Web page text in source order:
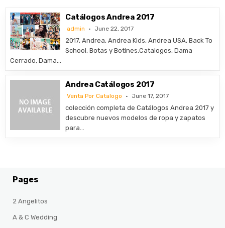
Catálogos Andrea 2017
admin June 22, 2017
2017, Andrea, Andrea Kids, Andrea USA, Back To
School, Botas y Botines,Catalogos, Dama
Cerrado, Dama…
Andrea Catálogos 2017
Venta Por Catalogo June 17, 2017
colección completa de Catálogos Andrea 2017 y
descubre nuevos modelos de ropa y zapatos
para…
Pages
2 Angelitos
A & C Wedding